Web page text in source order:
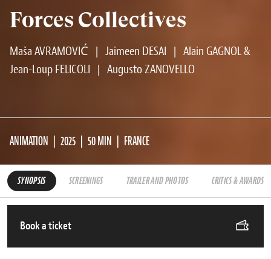
Forces Collectives
Maša AVRAMOVIĆ | Jaimeen DESAI | Alain GAGNOL &
Jean-Loup FELICOLI | Augusto ZANOVELLO
ANIMATION 2025 50 MIN FRANCE
SYNOPSIS SCREENINGS TRAILER AND PHOTOS CRITICS & AWARDS
Book a ticket